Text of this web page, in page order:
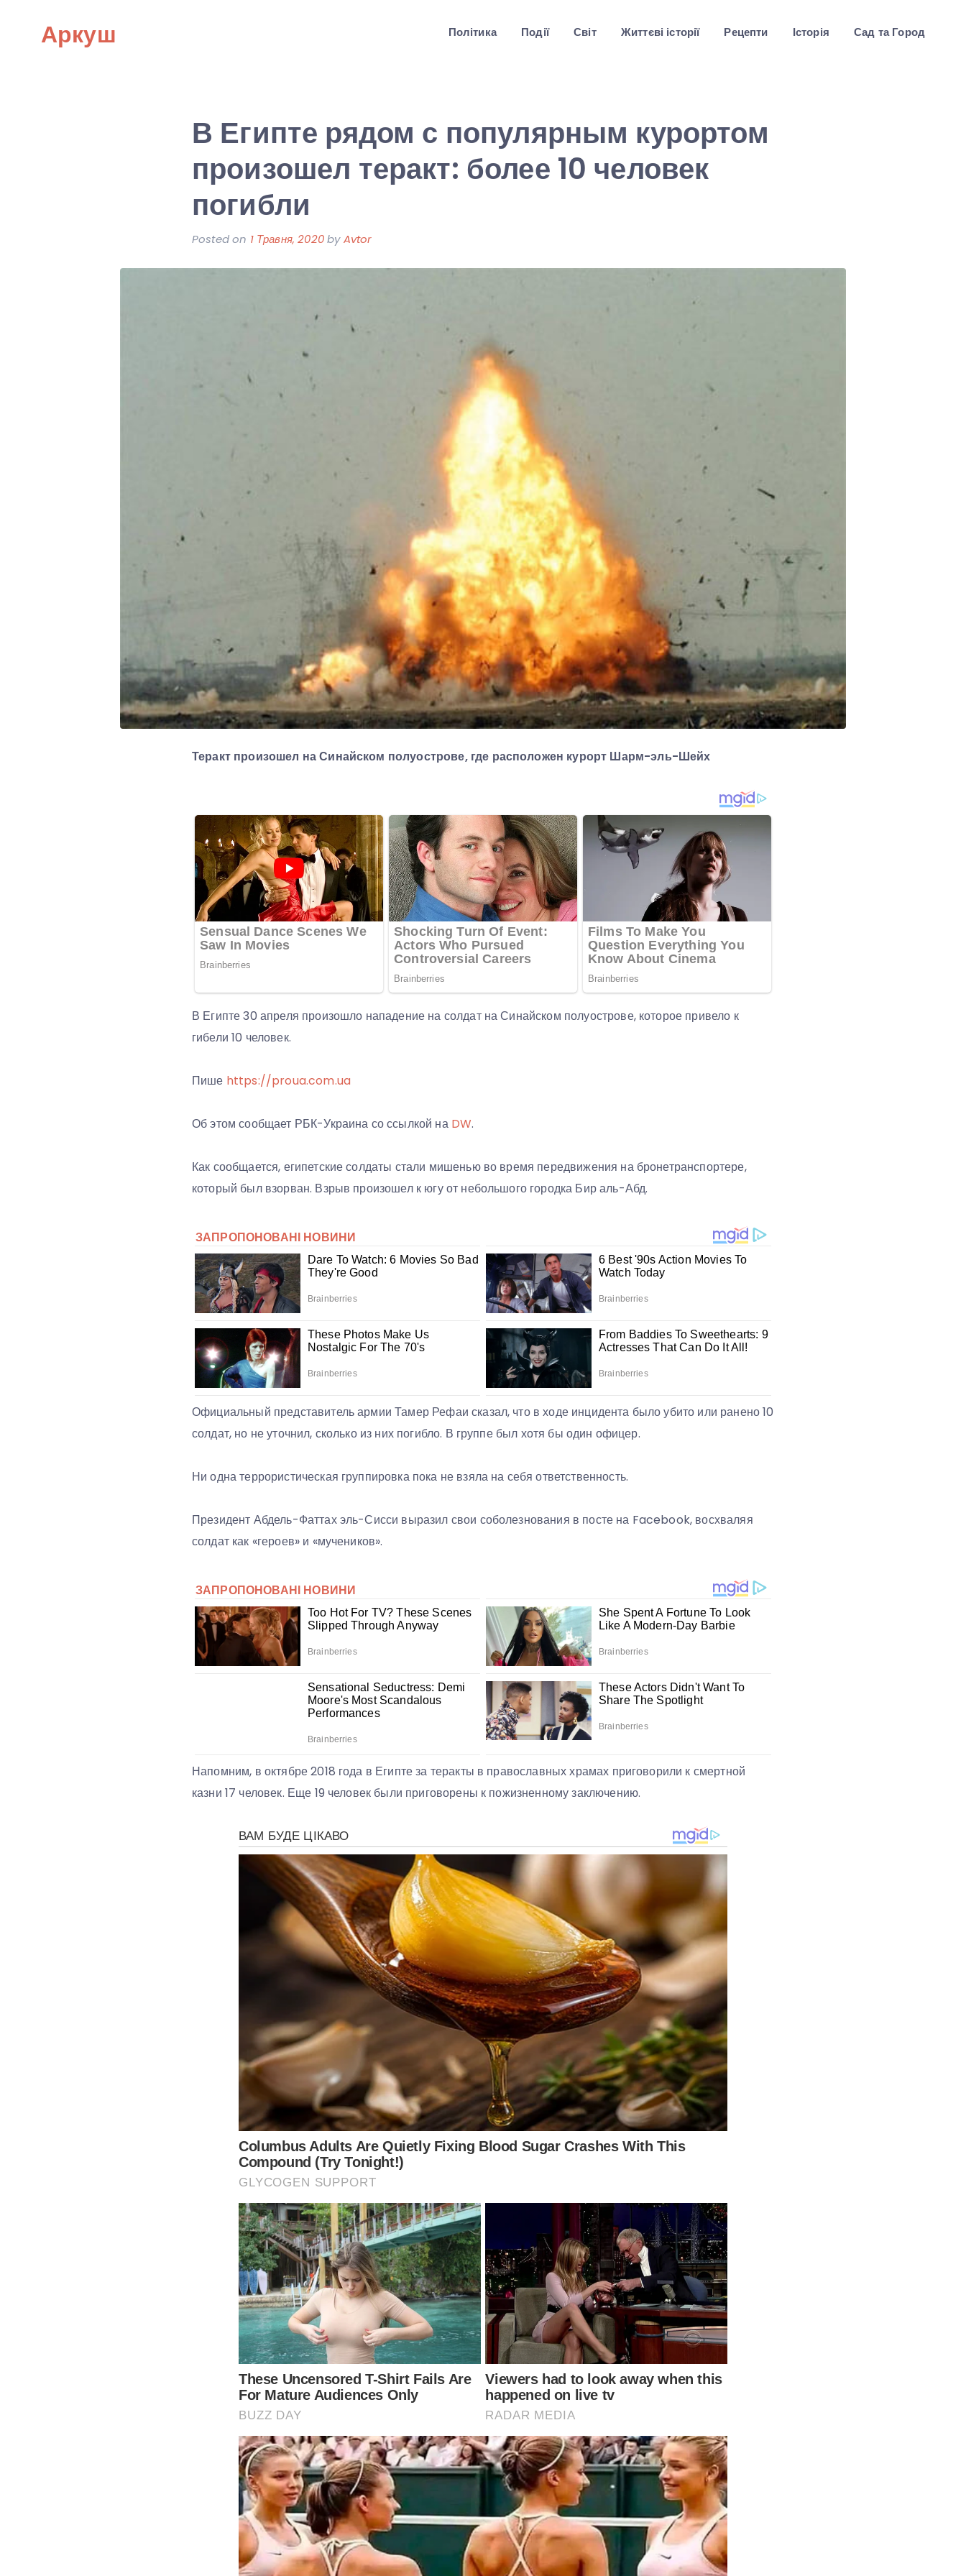
Аркуш Політика Події Світ Життєві історії Рецепти Історія Сад та Город
В Египте рядом с популярным курортом
произошел теракт: более 10 человек
погибли
Posted on 1 Травня, 2020byAvtor
Теракт произошел на Синайском полуострове, где расположен курорт Шарм-эль-Шейх
В Египте 30 апреля произошло нападение на солдат на Синайском полуострове, которое привело к
гибели 10 человек.
Пише https://proua.com.ua
Об этом сообщает РБК-Украина со ссылкой на DW.
Как сообщается, египетские солдаты стали мишенью во время передвижения на бронетранспортере,
который был взорван. Взрыв произошел к югу от небольшого городка Бир аль-Абд.
Официальный представитель армии Тамер Рефаи сказал, что в ходе инцидента было убито или ранено 10
солдат, но не уточнил, сколько из них погибло. В группе был хотя бы один офицер.
Ни одна террористическая группировка пока не взяла на себя ответственность.
Президент Абдель-Фаттах эль-Сисси выразил свои соболезнования в посте на Facebook, восхваляя
солдат как «героев» и «мучеников».
Напомним, в октябре 2018 года в Египте за теракты в православных храмах приговорили к смертной
казни 17 человек. Еще 19 человек были приговорены к пожизненному заключению.